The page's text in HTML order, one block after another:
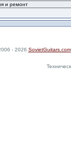
- 2026 SovietGuitars.com